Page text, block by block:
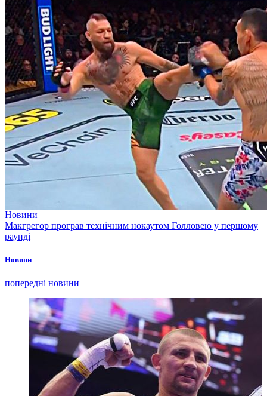
Новини
Макгрегор програв технічним нокаутом Голловею у першому
раунді
Новини
попередні новини